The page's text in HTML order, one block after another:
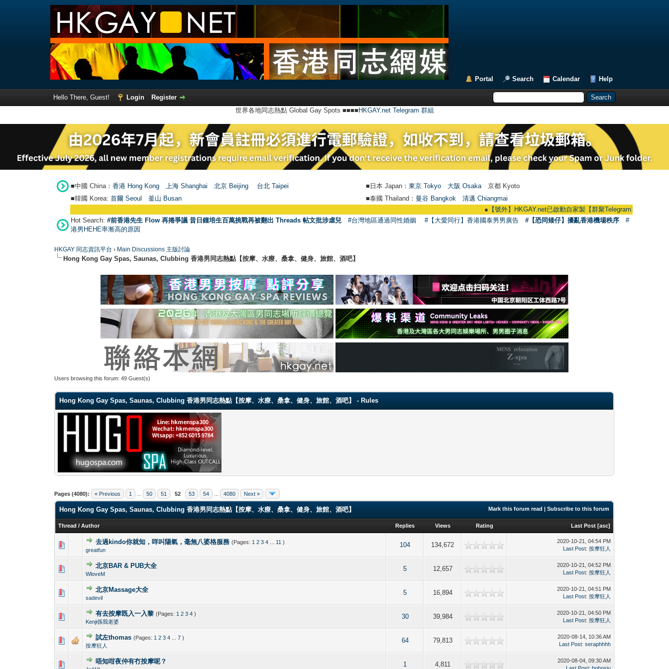
Portal Search Calendar Help
Hello There, Guest! Login
Register
世界各地同志熱點 Global Gay Spots ■■■■ HKGAY.net Telegram 群組
■中國 China： 香港 Hong Kong 上海 Shanghai 北京 Beijing 台北 Taipei ■日本 Japan： 東京 Tokyo 大阪 Osaka 京都 Kyoto
■韓國 Korea: 首爾 Seou 釜山 Busan ■泰國 Thailand： 曼谷 Bangkok
清邁 Chiangmai
【號外】HKGAY.net已啟動自家製【群聚Telegram群組】
Hot Search: #前香港先生 Flow 再捲爭議 昔日鍾培生百萬挑戰再被翻出 Threads 帖文批涉虐兒 #台灣地區通過同性婚姻 #【大愛同行】香港國泰男男廣告 #【恐同矮仔】擾亂香港機場秩序
#
港男HEHE率漸高的原因
HKGAY 同志資訊平台 › Main Discussions 主版討論
Hong Kong Gay Spas, Saunas, Clubbing 香港男同志熱點【按摩、水療、桑拿、健身、旅館、酒吧】
Users browsing this forum: 49 Guest(s)
Hong Kong Gay Spas, Saunas, Clubbing 香港男同志熱點【按摩、水療、桑拿、健身、旅館、酒吧】 - Rules
Pages (4080): « Previous 1 50 51 52 53 54 4080 Next »
Mark this forum read |Subscribe to this forum
Hong Kong Gay Spas, Saunas, Clubbing 香港男同志熱點【按摩、水療、桑拿、健身、旅館、酒吧】
Thread /Author Replies Views Rating Last Post [asc]
去過kindo你就知，咩叫陽氣，毫無八婆格服務 (Pages: 1 2 3 4 11 )
greatfun
104 134,672
0 Vote(s) - 0 out of 5 in Average
123 45
2020-10-21, 04:54 PM
Last Post:按摩狂人
北京BAR & PUB大全
WloveM
5 12,657
2020-10-21, 04:52 PM
Last Post:按摩狂人
北京Massage大全
sadevil
5 16,894
2020-10-21, 04:51 PM
Last Post:按摩狂人
有去按摩既入一入黎 (Pages: 1 2 3 4 )
Kenji係我老婆
30 39,984
0 Vote(s) - 0 out of 5 in Average
2020-10-21, 04:50 PM
Last Post:按摩狂人
試左thomas (Pages: 1 2 3 4 ...7 )
按摩狂人
64 79,813
0 Vote(s) - 0 out of 5 in Average
2020-08-14, 10:36 AM
Last Post:seraphhhh
唔知咁夜仲有冇按摩呢？ 1 4,811
2020-08-04, 09:30 AM